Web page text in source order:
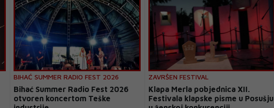
BIHAĆ SUMMER RADIO FEST 2026
Bihać Summer Radio Fest 2026
otvoren koncertom Teške
ZAVRŠEN FESTIVAL
Klapa Merla pobjednica XII.
Festivala klapske pisme u Posušju